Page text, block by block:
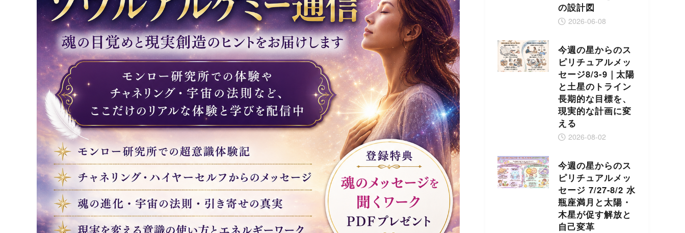
の設計図
2026-06-08
今週の星からのス
ピリチュアルメッ
セージ8/3-9｜太陽
と土星のトライン
長期的な目標を、
現実的な計画に変
える
2026-08-02
今週の星からのス
ピリチュアルメッ
セージ 7/27-8/2 水
瓶座満月と太陽・
木星が促す解放と
自己変革